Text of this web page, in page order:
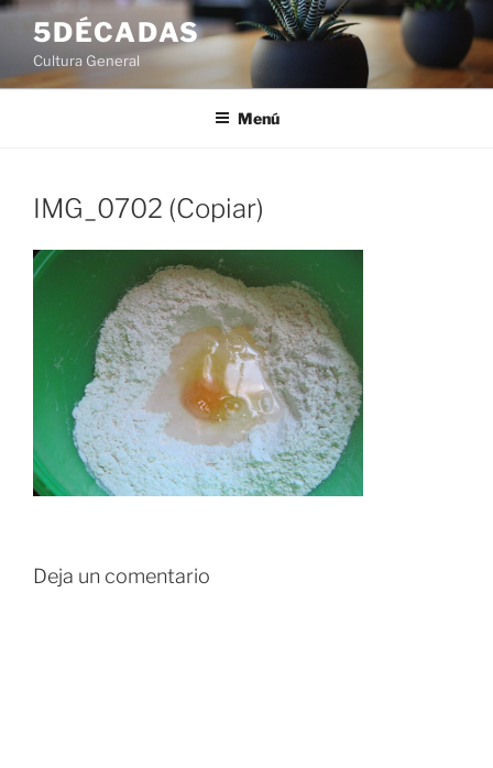
Saltar
contenido
5DÉCADAS
Cultura General
Menú
IMG_0702 (Copiar)
Deja un comentario